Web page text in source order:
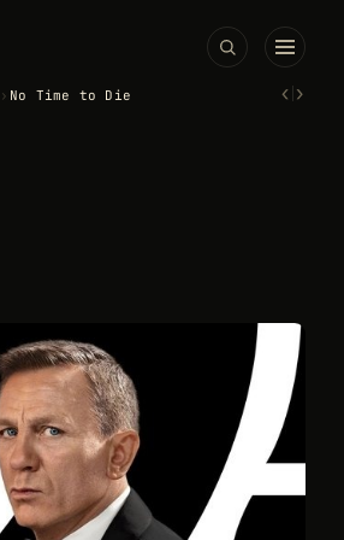
› No Time to Die ‹›